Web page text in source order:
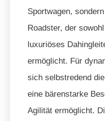
Sportwagen,
Roadster, der
luxuriöses
ermöglicht. Für
sich selbstredend
eine bärenstarke
Agilität ermöglicht.